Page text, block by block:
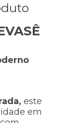
este
em